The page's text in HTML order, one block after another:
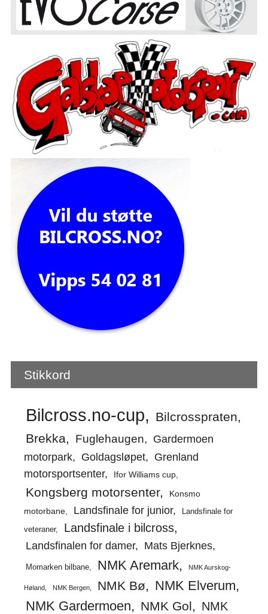
Stikkord
Bilcross.no-cup
Bilcrosspraten
Brekka
Fuglehaugen
Gardermoen
motorpark
Goldagsløpet
Grenland
motorsportsenter
Ifor Williams cup
Kongsberg motorsenter
Konsmo
motorbane
Landsfinale for junior
Landsfinale for
veteraner
Landsfinale i bilcross
Landsfinalen for damer Mats Bjerknes
Momarken bilbane NMK Aremark NMK Aurskog-
Høland NMK Bergen NMK Bø NMK Elverum
NMK Gardermoen NMK Gol
NMK